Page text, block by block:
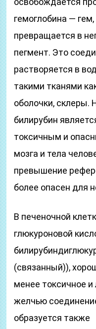
гемоглобина —
превращается в
пегмент. Это
растворяется в
такими тканями
оболочки, склеры.
билирубин
токсичным и
мозга и тела
превышение
более опасен для
В печеночной
глюкуроновой
(связанный)),
менее токсичное
желчью
образуется также